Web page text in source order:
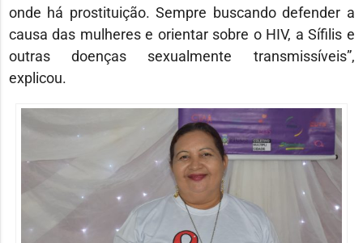
onde há prostituição. Sempre buscando defender a
causa das mulheres e orientar sobre o HIV, a Sífilis e
outras doenças sexualmente transmissíveis”,
explicou.